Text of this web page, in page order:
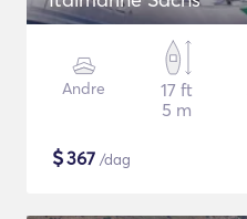
Andre
17 ft
5 m
$367 /dag